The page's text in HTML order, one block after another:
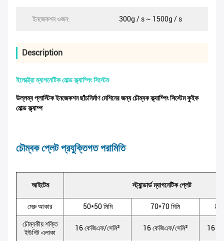
ইনজেকশন ওজন: 300g / s ~ 1500g / s
Description
ইলেক্ট্রো ম্যাগনেটিক মোল্ড ক্ল্যাম্পিং সিস্টেম
উল্লম্ব প্লাস্টিক ইনজেকশন ছাঁচনির্মাণ মেশিনের জন্য চৌম্বক ক্ল্যাম্পিং সিস্টেম কুইক
মোল্ড ক্ল্যাম্প
চৌম্বক প্লেট প্রযুক্তিগত পরামিতি
আইটেম স্ট্যান্ডার্ড ম্যাগনেটিক প্লেট
মেরু আকার 50*50 মিমি 70*70 মিমি
চৌম্বকীয় শক্তি
ইউনিট এলাকা
16 কেজিএফ/সেমি² 16 কেজিএফ/সেমি² 16